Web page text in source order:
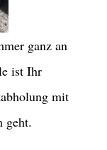
ganz an
ist Ihr
mit
geht.